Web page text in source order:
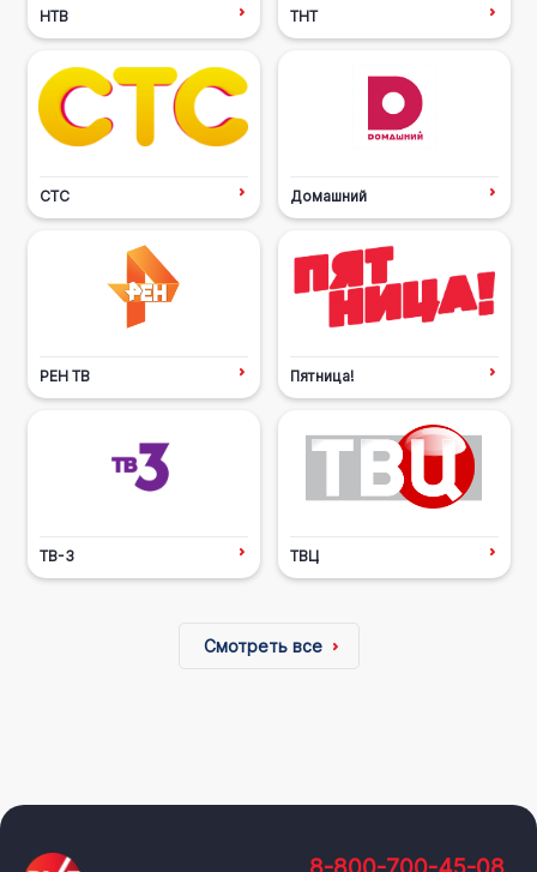
НТВ ТНТ
СТС Домашний
РЕН ТВ Пятница!
ТВ-3 ТВЦ
Смотреть все